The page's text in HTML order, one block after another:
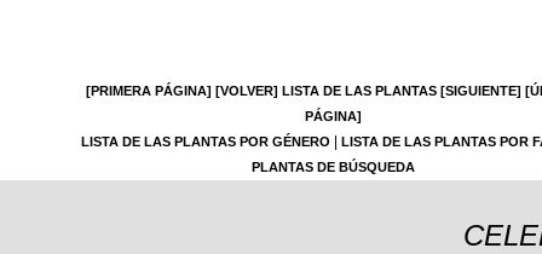
[PRIMERA PÁGINA] [VOLVER] LISTA DE LAS PLANTAS [SIGUIENTE]
PÁGINA]
LISTA DE LAS PLANTAS POR GÉNERO
LISTA DE LAS PLANTAS POR
PLANTAS DE BÚSQUEDA